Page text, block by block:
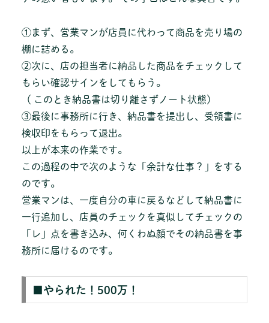
①まず、営業マンが店員に代わって商品を売り場の
棚に詰める。
②次に、店の担当者に納品した商品をチェックして
もらい確認サインをしてもらう。
（ このとき納品書は切り離さずノート状態）
③最後に事務所に行き、納品書を提出し、受領書に
検収印をもらって退出。
以上が本来の作業です。
この過程の中で次のような「余計な仕事？」をする
のです。
営業マンは、一度自分の車に戻るなどして納品書に
一行追加し、店員のチェックを真似してチェックの
「レ」点を書き込み、何くわぬ顔でその納品書を事
務所に届けるのです。
■やられた！500万！